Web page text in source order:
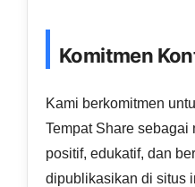
Komitmen
Kami berkomitmen
Tempat Share sebagai
positif, edukatif, dan
dipublikasikan di situs